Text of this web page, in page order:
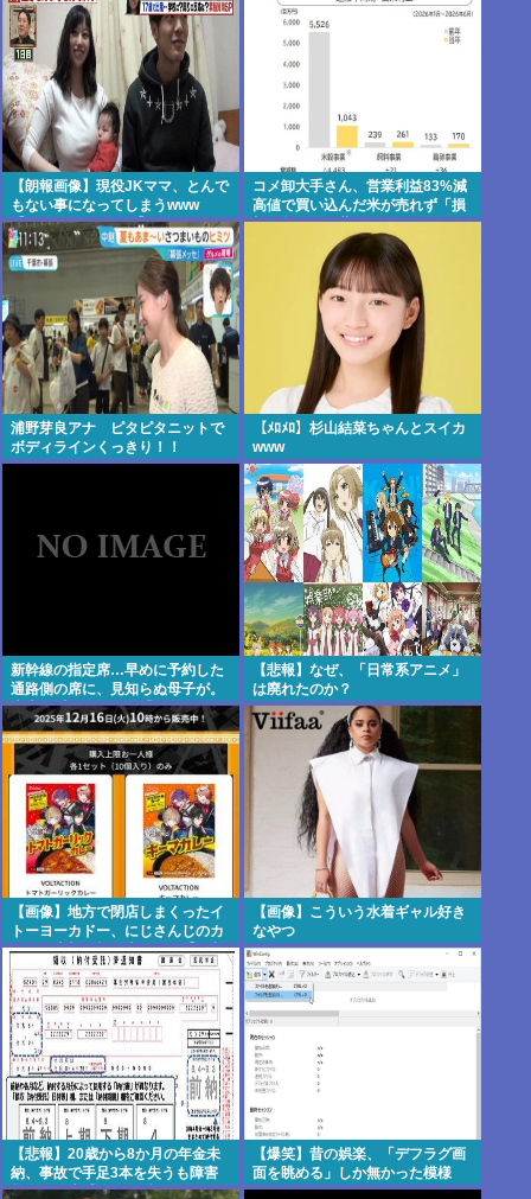
【朗報画像】現役JKママ、とんで
もない事になってしまうwww
【Pickup07091604】
コメ卸大手さん、営業利益83%減
高値で買い込んだ米が売れず「損
切り祭り」開幕へ
浦野芽良アナ ピタピタニットで
ボディラインくっきり！！
【ﾒﾛﾒﾛ】杉山結菜ちゃんとスイカ
www
新幹線の指定席…早めに予約した
通路側の席に、見知らぬ母子が。
車掌の呼びかけにも「目を閉じて
無視」して居座られました。無理
やり奪われた席は、結局“やったも
ん勝ち”になってしまうのでしょう
か？ 8/7
【悲報】なぜ、「日常系アニメ」
は廃れたのか？
【画像】地方で閉店しまくったイ
トーヨーカドー、にじさんじのカ
レーを半額で投げ売りする【仕入
れ担当無能】
【画像】こういう水着ギャル好き
なやつ
【悲報】20歳から8か月の年金未
納、事故で手足3本を失うも障害
年金は一生受給できず
【爆笑】昔の娯楽、「デフラグ画
面を眺める」しか無かった模様
www